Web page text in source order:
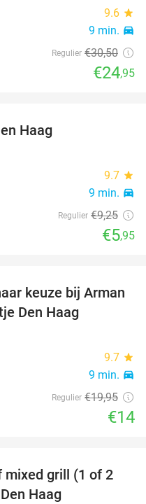
9.6 star
9 min. directions_car
Regulier €30,50
€24,95
Haag
9.7 star
9 min. directions_car
Regulier €9,25
€5,95
30%
keuze bij Arman
Den Haag
9.7 star
9 min. directions_car
Regulier €19,95
€14
32%
mixed grill (1 of 2
Haag